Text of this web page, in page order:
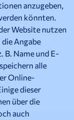
anzugeben,
könnten.
Website nutzen
Angabe
B. Name und E-
alle
Online-
dieser
über die
auch